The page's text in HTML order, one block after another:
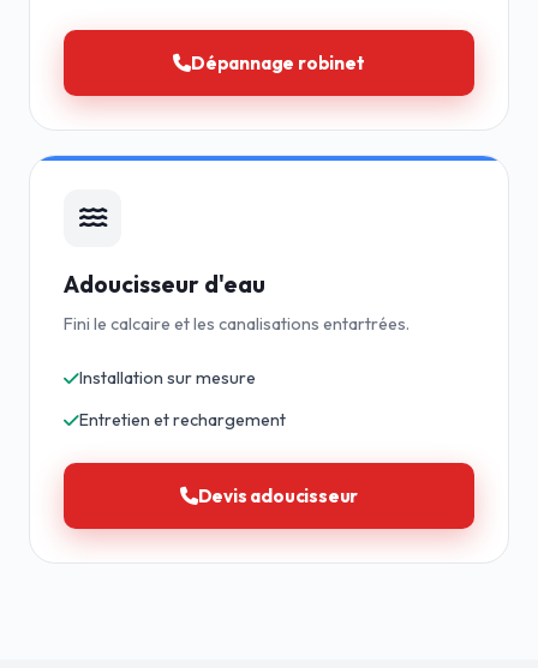
Dépannage robinet
Adoucisseur d'eau
Fini le calcaire et les canalisations entartrées.
Installation sur mesure
Entretien et rechargement
Devis adoucisseur